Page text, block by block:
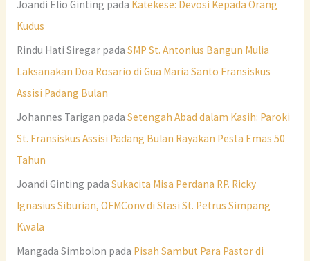
Joandi Elio Ginting pada Katekese: Devosi Kepada Orang
Kudus
Rindu Hati Siregarpada SMP St. Antonius Bangun Mulia
Laksanakan Doa Rosario di Gua Maria Santo Fransiskus
Assisi Padang Bulan
Johannes Tarigan pada Setengah Abad dalam Kasih: Paroki
St. Fransiskus Assisi Padang Bulan Rayakan Pesta Emas 50
Tahun
Joandi Ginting pada Sukacita Misa Perdana RP. Ricky
Ignasius Siburian, OFMConv di Stasi St. Petrus Simpang
Kwala
Mangada Simbolon pada Pisah Sambut Para Pastor di